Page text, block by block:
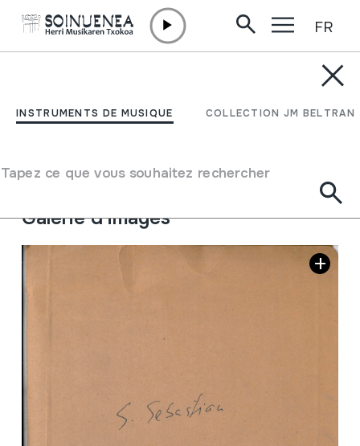
INSTRUMENTS DE MUSIQUE COLLECTION JM BELTRAN
Tapez ce que vous souhaitez rechercher
FR
S. Sebastian
Origine
EUROPE->EUSKAL HERRIA
Emplacement:
Galerie d'images